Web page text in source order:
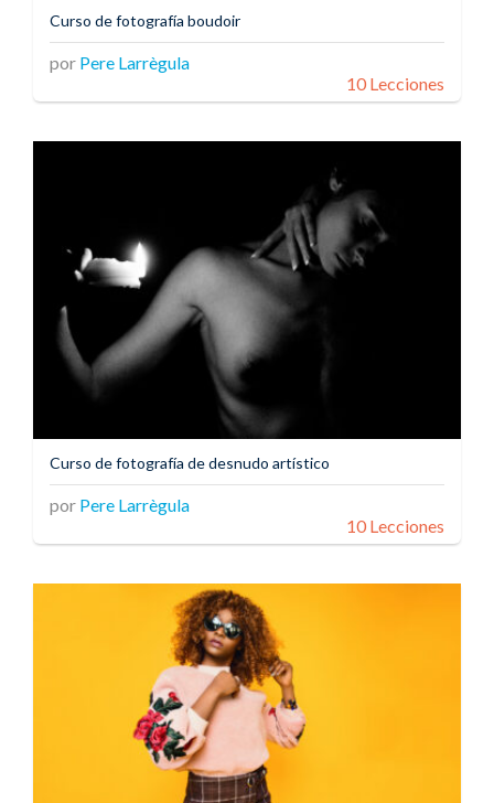
Curso de fotografía boudoir
por Pere Larrègula
10 Lecciones
Curso de fotografía de desnudo artístico
por Pere Larrègula
10 Lecciones